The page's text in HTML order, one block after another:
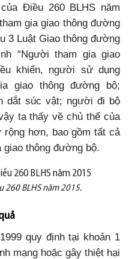
Điều 260 BLHS năm
gia giao thông đường
3 Luật Giao thông đường
“Người tham gia giao
khiển, người sử dụng
giao thông đường bộ;
dắt súc vật; người đi bộ
ta thấy về chủ thể của
hơn, bao gồm tất cả
thông đường bộ.
260 BLHS năm 2015.
quy định tại khoản 1
mạng hoặc gây thiệt hại